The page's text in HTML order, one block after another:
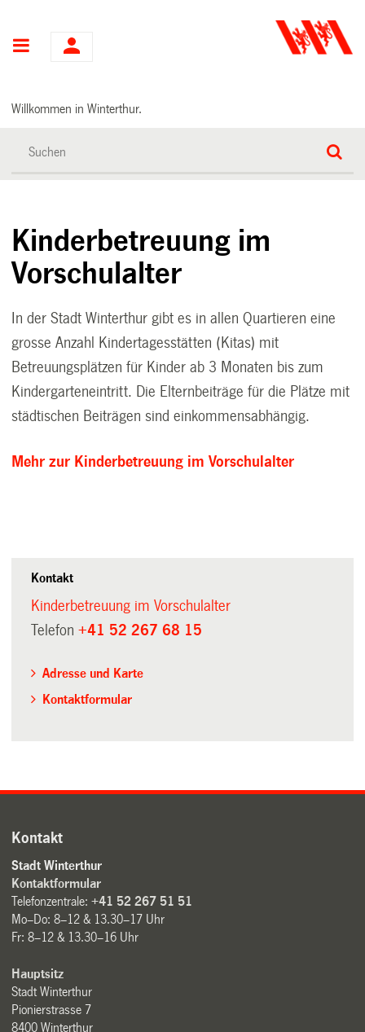
Hauptnavigation
Willkommen in Winterthur.
Kinderbetreuung im
Vorschulalter
In der Stadt Winterthur gibt es in allen Quartieren eine
grosse Anzahl Kindertagesstätten (Kitas) mit
Betreuungsplätzen für Kinder ab 3 Monaten bis zum
Kindergarteneintritt. Die Elternbeiträge für die Plätze mit
städtischen Beiträgen sind einkommensabhängig.
Mehr zur Kinderbetreuung im Vorschulalter
Kontakt
Kinderbetreuung im Vorschulalter
Telefon+41 52 267 68 15
Adresse und Karte
Kontaktformular
Kontakt
Stadt Winterthur
Kontaktformular
Telefonzentrale:+41 52 267 51 51
Mo–Do: 8–12 & 13.30–17 Uhr
Fr: 8–12 & 13.30–16 Uhr
Hauptsitz
Stadt Winterthur
Pionierstrasse 7
8400 Winterthur